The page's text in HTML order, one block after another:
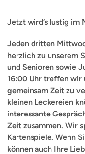
Jetzt wird’s lustig im
Jeden dritten
herzlich zu unserem
und Senioren sowie
16:00 Uhr treffen wir
gemeinsam Zeit zu
kleinen Leckereien
interessante
Zeit zusammen. Wir
Kartenspiele. Wenn
können auch Ihre